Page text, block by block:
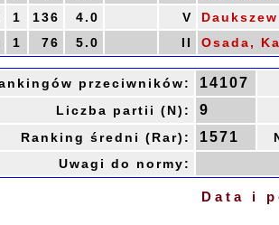
1 136 4.0 V
1 76 5.0 II Osada,
przeciwników: 14107
Liczba partii (N): 9
Ranking średni (Rar): 1571
Uwagi do normy:
Data i